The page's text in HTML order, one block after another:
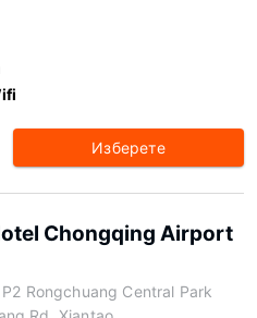
Изберете
Chongqing Airport
Rongchuang Central Park